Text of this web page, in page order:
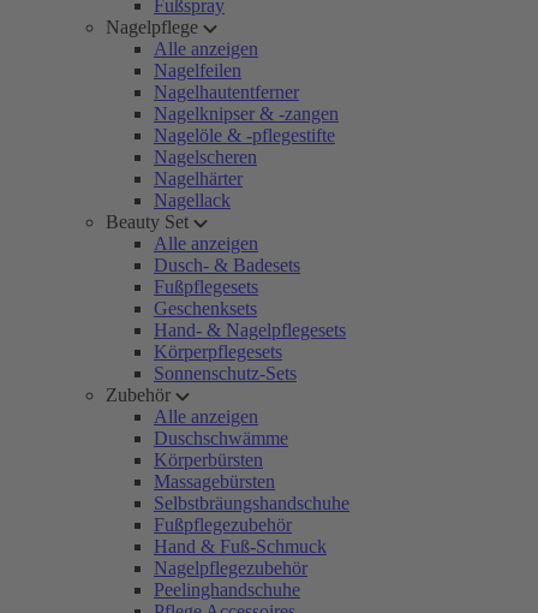
Fußspray
Nagelpflege
Alle anzeigen
Nagelfeilen
Nagelhautentferner
Nagelknipser & -zangen
Nagelöle & -pflegestifte
Nagelscheren
Nagelhärter
Nagellack
Beauty Set
Alle anzeigen
Dusch- & Badesets
Fußpflegesets
Geschenksets
Hand- & Nagelpflegesets
Körperpflegesets
Sonnenschutz-Sets
Zubehör
Alle anzeigen
Duschschwämme
Körperbürsten
Massagebürsten
Selbstbräungshandschuhe
Fußpflegezubehör
Hand & Fuß-Schmuck
Nagelpflegezubehör
Peelinghandschuhe